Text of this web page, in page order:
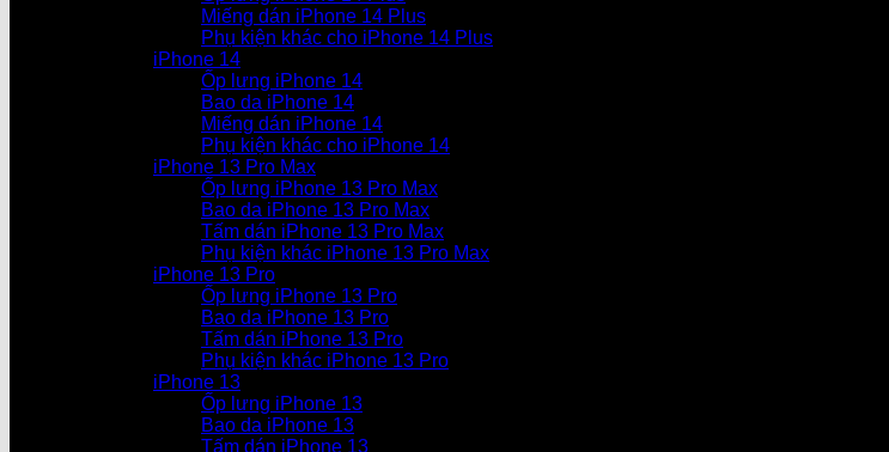
Miếng dán iPhone 14 Plus
Phụ kiện khác cho iPhone 14 Plus
iPhone 14
Ốp lưng iPhone 14
Bao da iPhone 14
Miếng dán iPhone 14
Phụ kiện khác cho iPhone 14
iPhone 13 Pro Max
Ốp lưng iPhone 13 Pro Max
Bao da iPhone 13 Pro Max
Tấm dán iPhone 13 Pro Max
Phụ kiện khác iPhone 13 Pro Max
iPhone 13 Pro
Ốp lưng iPhone 13 Pro
Bao da iPhone 13 Pro
Tấm dán iPhone 13 Pro
Phụ kiện khác iPhone 13 Pro
iPhone 13
Ốp lưng iPhone 13
Bao da iPhone 13
Tấm dán iPhone 13